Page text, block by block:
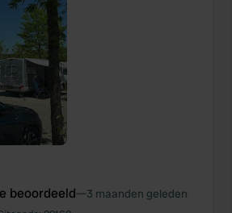
beoordeeld—3 maanden geleden